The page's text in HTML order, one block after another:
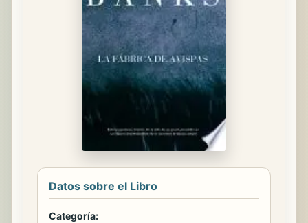
Datos sobre el Libro
Categoría: